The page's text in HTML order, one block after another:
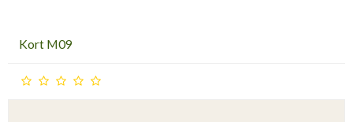
Kort M09